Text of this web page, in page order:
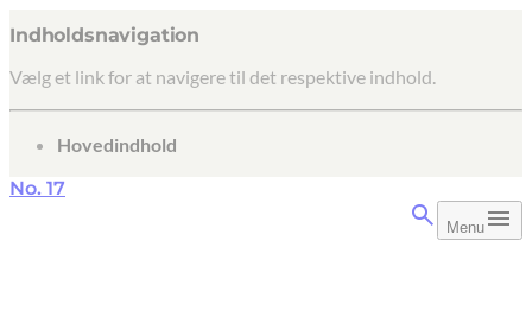
Indholdsnavigation
Vælg et link for at navigere til det respektive indhold.
gå til
Hovedindhold
No. 17
Menu